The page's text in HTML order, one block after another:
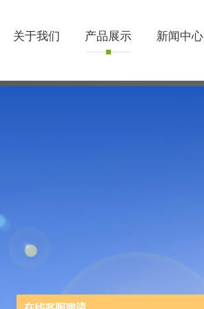
关于我们 产品展示 新闻中心